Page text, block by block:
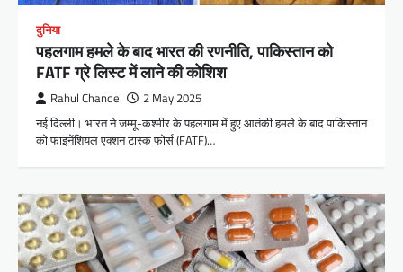
दुनिया
पहलगाम हमले के बाद भारत की रणनीति, पाकिस्तान को
FATF ग्रे लिस्ट में लाने की कोशिश
Rahul Chandel 2 May 2025
नई दिल्ली। भारत ने जम्मू-कश्मीर के पहलगाम में हुए आतंकी हमले के बाद पाकिस्तान
को फाइनेंशियल एक्शन टास्क फोर्स (FATF)…